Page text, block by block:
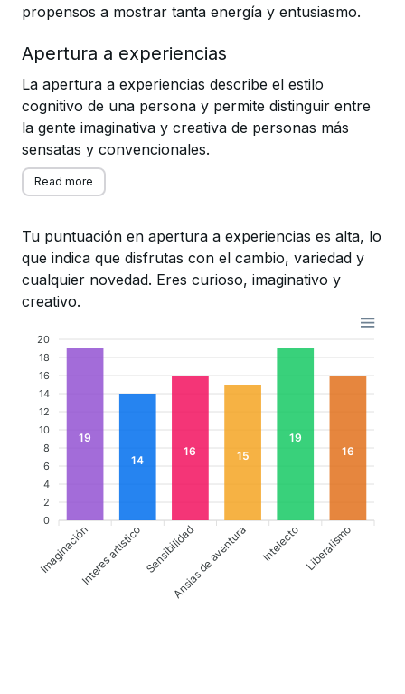
propensos a mostrar tanta energía y entusiasmo.
Apertura a experiencias
La apertura a experiencias describe el estilo
cognitivo de una persona y permite distinguir entre
la gente imaginativa y creativa de personas más
sensatas y convencionales.
Read more
Tu puntuación en apertura a experiencias es alta, lo
que indica que disfrutas con el cambio, variedad y
cualquier novedad. Eres curioso, imaginativo y
creativo.
20
18
16
14
12
10
8
6
4
2
0
19
14
16 15
19
16
ImaginaciónInteres artístico Sensibilidad
Ansias de aventura Intelecto Liberalismo